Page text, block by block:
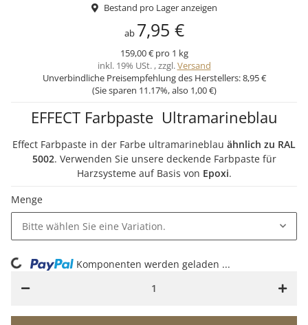
Bestand pro Lager anzeigen
ab 7,95 €
159,00 € pro 1 kg
inkl. 19% USt. , zzgl. Versand
Unverbindliche Preisempfehlung des Herstellers:8,95 €
(Sie sparen 11.17%, also 1,00 €)
EFFECT Farbpaste Ultramarineblau
Effect Farbpaste in der Farbe ultramarineblau ähnlich zu RAL
5002. Verwenden Sie unsere deckende Farbpaste für
Harzsysteme auf Basis von Epoxi.
Menge
Bitte wählen Sie eine Variation.
Komponenten werden geladen ...